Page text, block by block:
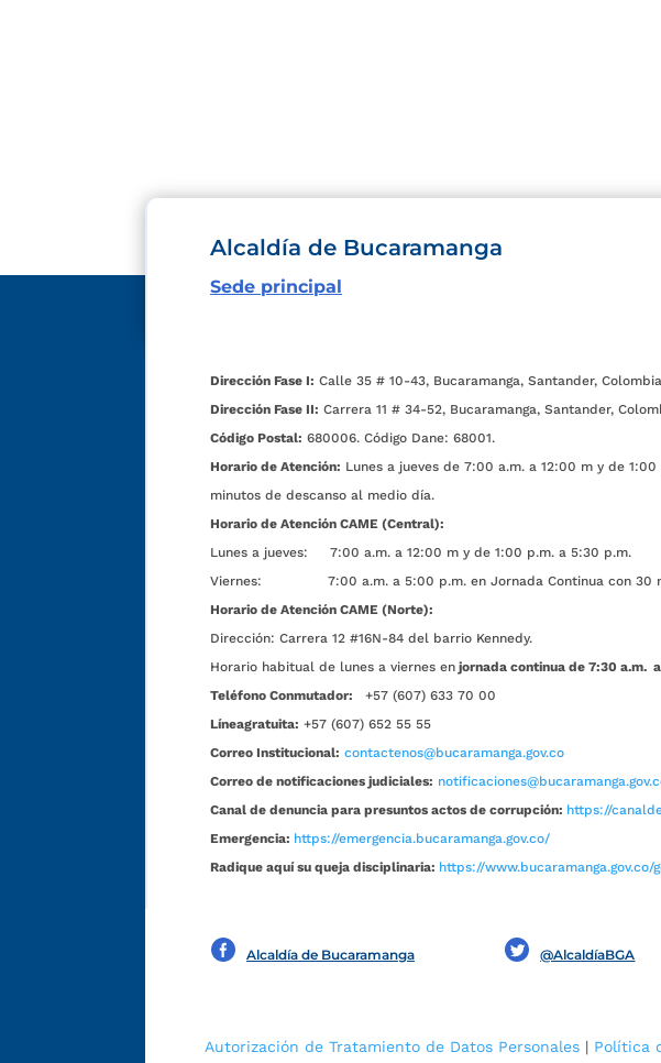
Alcaldía de Bucaramanga
Sede principal
Dirección Fase I: Calle 35 # 10-43, Bucaramanga, Santander,
Dirección Fase II: Carrera 11 # 34-52, Bucaramanga, Santander,
Código Postal: 680006. Código Dane: 68001.
Horario de Atención: Lunes a jueves de 7:00 a.m. a 12:00 m y de
minutos de descanso al medio día.
Horario de Atención CAME (Central):
Lunes a jueves: 7:00 a.m. a 12:00 m y de 1:00 p.m. a 5:30 p.m.
Viernes: 7:00 a.m. a 5:00 p.m. en Jornada Continua con 30
Horario de Atención CAME (Norte):
Dirección: Carrera 12 #16N-84 del barrio Kennedy.
Horario habitual de lunes a viernes en jornada continua de 7:30 a.m.
Teléfono Conmutador:
+57 (607) 633 70 00
Líneagratuita: +57 (607) 652 55 55
Correo Institucional: contactenos@bucaramanga.gov.co
Correo de notificaciones judiciales:
Canal de denuncia para presuntos actos de corrupción: https://
Emergencia: https://emergencia.bucaramanga.gov.co/
Radique aquí su queja disciplinaria: https://
Alcaldía de Bucaramanga @AlcaldíaBGA
Autorización de Tratamiento de Datos Personales | Política